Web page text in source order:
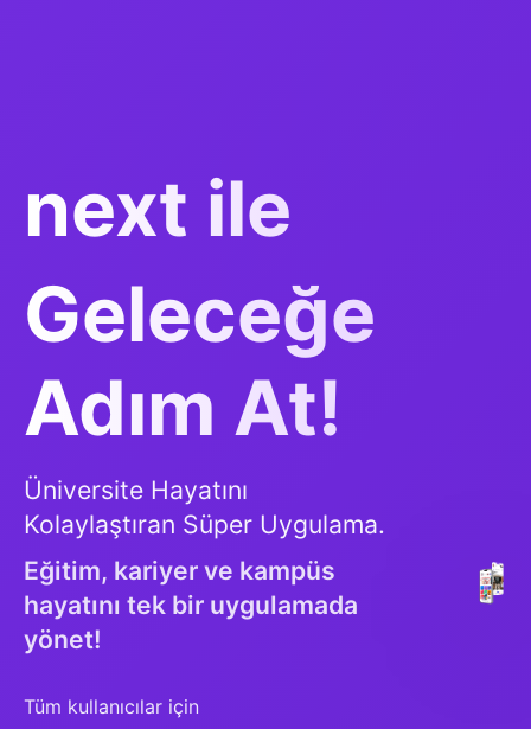
next ile
Geleceğe
Adım At!
Üniversite Hayatını
Kolaylaştıran Süper Uygulama.
Eğitim, kariyer ve kampüs
hayatını tek bir uygulamada
yönet!
Tüm kullanıcılar için